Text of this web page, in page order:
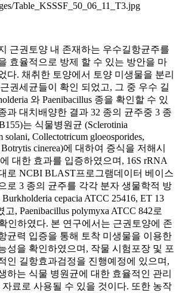
근권토양 내 존재하는 우수길항균주를
효율적으로 방제 할 수 있는 방안을 마
다. 채취한 토양에서 토양 미생물을 분리
권세균들이 확인 되었고, 그 중 우수 길
와 Paenibacillus 종을 확인할 수 있
과 대치배양한 결과 32 종의 균주중 3 종
는 식물병원균 (Sclerotinia
solani, Collectotricum gloeosporides,
cinerea)에 대하여 증식을 저해시
대한 효과를 입증하였으며, 16S rRNA
로 NCBI BLAST프로그램데이터 베이스
로 3 종의 균주를 각각 분자 생물학적 방
cepacia ATCC 25416, ET 13
, Paenibacillus polymyxa ATCC 842로
인하였다. 본 연구에서는 근권토양에 존
균력 입증을 통해 토착 미생물을 이용한
성을 확인하였으며, 작물 시험포장 및 포
인 길항효과검정을 진행예정에 있으며,
하는 식물 병원균에 대한 효율적인 관리
료로 사용될 수 있을 것이다. 또한 농작